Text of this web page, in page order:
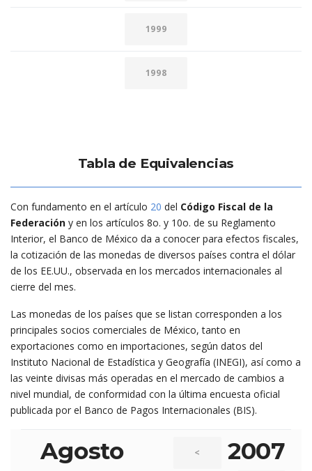
1999
1998
Tabla de Equivalencias
Con fundamento en el artículo 20 del Código Fiscal de la
Federación y en los artículos 8o. y 10o. de su Reglamento
Interior, el Banco de México da a conocer para efectos fiscales,
la cotización de las monedas de diversos países contra el dólar
de los EE.UU., observada en los mercados internacionales al
cierre del mes.
Las monedas de los países que se listan corresponden a los
principales socios comerciales de México, tanto en
exportaciones como en importaciones, según datos del
Instituto Nacional de Estadística y Geografía (INEGI), así como a
las veinte divisas más operadas en el mercado de cambios a
nivel mundial, de conformidad con la última encuesta oficial
publicada por el Banco de Pagos Internacionales (BIS).
Agosto < 2007